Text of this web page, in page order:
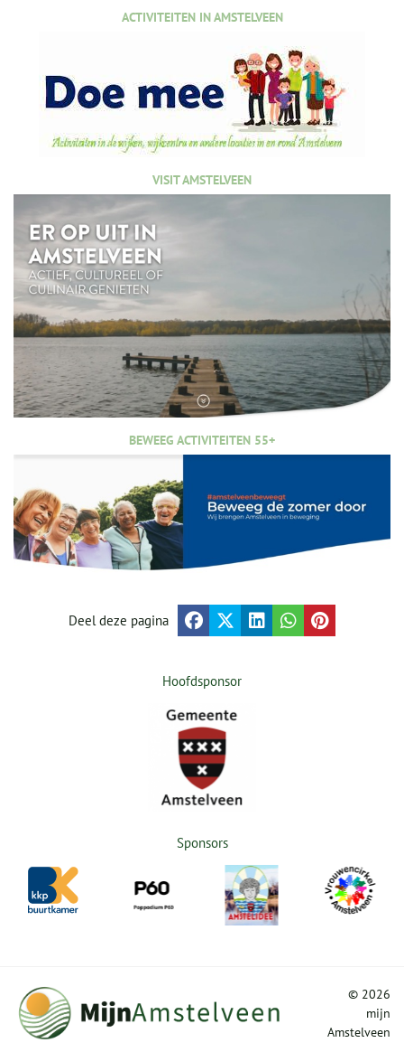
ACTIVITEITEN IN AMSTELVEEN
VISIT AMSTELVEEN
BEWEEG ACTIVITEITEN 55+
Deel deze pagina
Hoofdsponsor
Sponsors
© 2026
mijn
Amstelveen